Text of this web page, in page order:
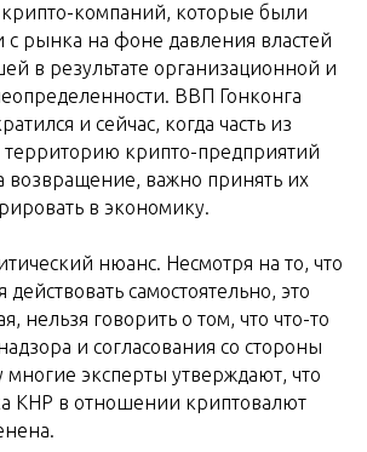
компаний, которые были
рынка на фоне давления властей
в результате организационной и
ВВП Гонконга
и сейчас, когда часть из
крипто-предприятий
возвращение, важно принять их
в экономику.
нюанс. Несмотря на то, что
действовать самостоятельно, это
нельзя говорить о том, что что-то
и согласования со стороны
многие эксперты утверждают, что
КНР в отношении криптовалют